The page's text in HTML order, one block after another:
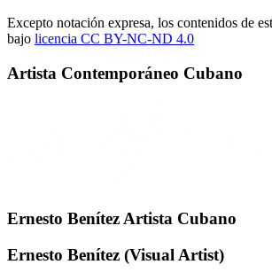
Excepto notación expresa, los contenidos de
bajo licencia CC BY-NC-ND 4.0
Artista Contemporáneo Cubano
Ernesto Benítez Artista Cubano
Ernesto Benítez (Visual Artist)